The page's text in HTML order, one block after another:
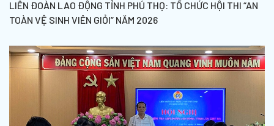
LIÊN ĐOÀN LAO ĐỘNG TỈNH PHÚ THỌ: TỔ CHỨC HỘI THI “AN
TOÀN VỆ SINH VIÊN GIỎI” NĂM 2026